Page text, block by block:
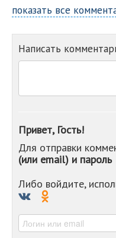
показать все
Написать
Привет, Гость!
Для отправки
(или email) и пароль
Либо войдите,